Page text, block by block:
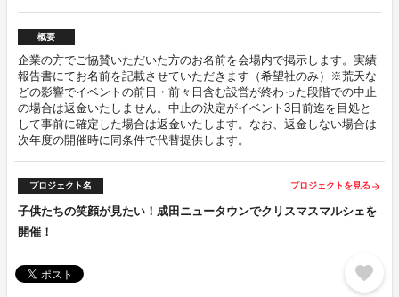
概要
企業の方でご協賛いただいた方のお名前を会場内で掲示します。実績
報告書にてお名前を記載させていただきます（希望社のみ）※荒天な
どの影響でイベントの前日・前々日含む設営が終わった段階での中止
の場合は返金いたしません。中止の決定がイベント3日前迄を目処と
して事前に確定した場合は返金いたします。なお、返金しない場合は
次年度の開催時に同条件で代替提供します。
プロジェクト名 プロジェクトを見る arrow_forward
子供たちの笑顔が見たい！成田ニュータウンでクリスマスマルシェを
開催！
favorite